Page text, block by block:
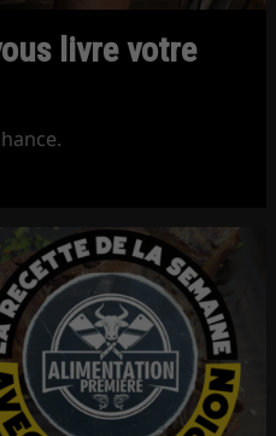
livre votre